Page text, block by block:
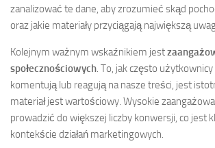
zanalizować te dane, aby zrozumieć skąd
oraz jakie materiały przyciągają największą
Kolejnym ważnym wskaźnikiem jest
społecznościowych. To, jak często
komentują lub reagują na nasze treści, jest
materiał jest wartościowy. Wysokie
prowadzić do większej liczby konwersji, co jest
kontekście działań marketingowych.